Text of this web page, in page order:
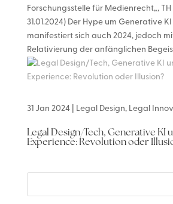
Legal Design/Tech, Generative KI
Experience: Revolution oder
31 Jan 2024| Legal Design, Legal
Forschungsstelle für Medienrecht„, TH
31.01.2024) Der Hype um Generative
manifestiert sich auch 2024, jedoch
Relativierung der anfänglichen